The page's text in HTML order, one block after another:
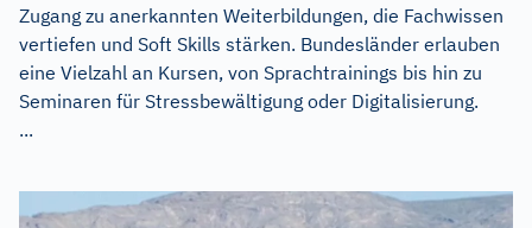
Zugang zu anerkannten Weiterbildungen, die Fachwissen
vertiefen und Soft Skills stärken. Bundesländer erlauben
eine Vielzahl an Kursen, von Sprachtrainings bis hin zu
Seminaren für Stressbewältigung oder Digitalisierung.
...